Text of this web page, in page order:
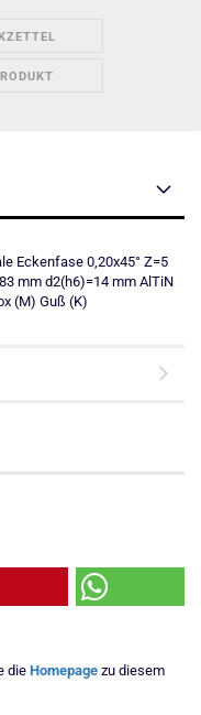
Eckenfase 0,20x45° Z=5
mm d2(h6)=14 mm AlTiN
(M) Guß (K)
die Homepage zu diesem